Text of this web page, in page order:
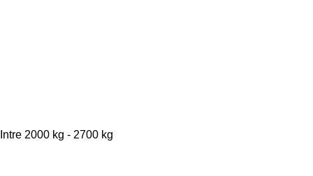
Intre 2000 kg - 2700 kg